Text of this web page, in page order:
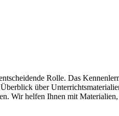
Rolle. Das
über
Wir helfen Ihnen mit